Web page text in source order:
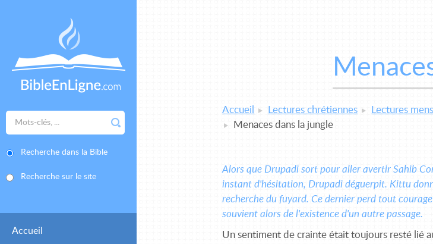
Recherche dans la Bible
Recherche sur le site
Accueil
Accueil Lectures chrétiennes Lectures
Menaces dans la jungle
Alors que Drupadi sort pour aller avertir Sahib
instant d'hésitation, Drupadi déguerpit. Kittu
recherche du fuyard. Ce der­nier perd tout
sou­vient alors de l'existence d'un autre passage.
Un sentiment de crainte était toujours resté lié